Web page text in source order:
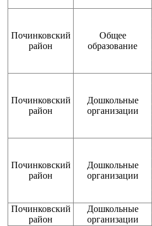
Починковский
район
Общее
образование
Починковский
район
Дошкольные
организации
Починковский
район
Дошкольные
организации
Починковский
район
Дошкольные
организации